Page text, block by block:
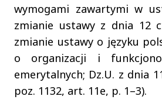
wymogami zawartymi w
zmianie ustawy z dnia 12
zmianie ustawy o języku
o organizacji i
emerytalnych; Dz.U. z dnia
poz. 1132, art. 11e, p. 1–3).